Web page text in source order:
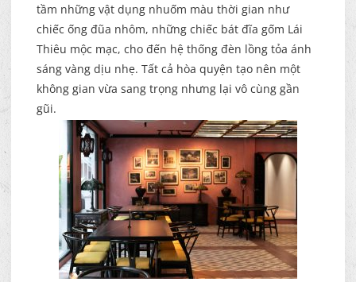
tầm những vật dụng nhuốm màu thời gian như
chiếc ống đũa nhôm, những chiếc bát đĩa gốm Lái
Thiêu mộc mạc, cho đến hệ thống đèn lồng tỏa ánh
sáng vàng dịu nhẹ. Tất cả hòa quyện tạo nên một
không gian vừa sang trọng nhưng lại vô cùng gần
gũi.